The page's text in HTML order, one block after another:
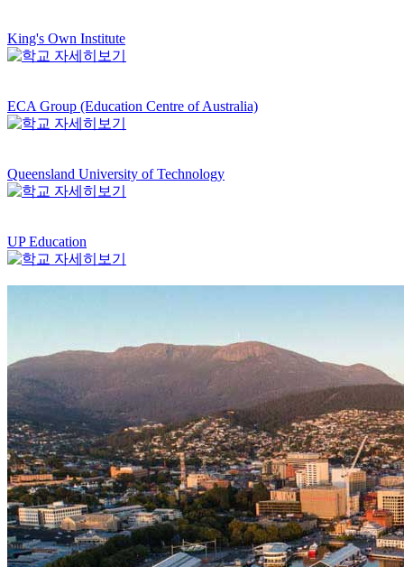
King's Own Institute
ECA Group (Education Centre of Australia)
Queensland University of Technology
UP Education